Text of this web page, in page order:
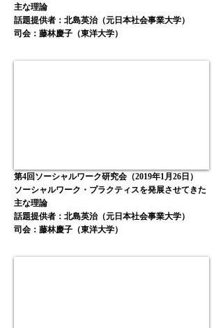
主な理論
話題提供者：北島英治（元日本社会事業大学）
司会：藤林慶子（東洋大学）
第4回ソーシャルワーク研究会（2019年1月26日）
ソーシャルワーク・プラクティスを発展させてきた
主な理論
話題提供者：北島英治（元日本社会事業大学）
司会：藤林慶子（東洋大学）